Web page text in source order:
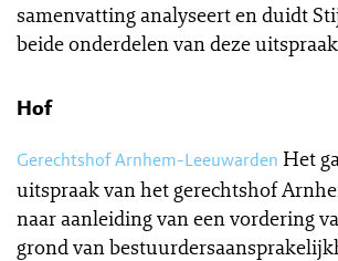
samenvatting analyseert en duidt
beide onderdelen van deze
Hof
Gerechtshof Arnhem-Leeuwarden Het
uitspraak van het gerechtshof
naar aanleiding van een vordering
grond van